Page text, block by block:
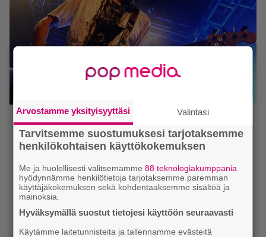
Arvostamme yksityisyyttäsi Valintasi
Tarvitsemme suostumuksesi tarjotaksemme
henkilökohtaisen käyttökokemuksen
Me ja huolellisesti valitsemamme88 teknologiakumppania
hyödynnämme henkilötietoja tarjotaksemme paremman
käyttäjäkokemuksen sekä kohdentaaksemme sisältöä ja
mainoksia.
Hyväksymällä suostut tietojesi käyttöön seuraavasti
Käytämme laitetunnisteita ja tallennamme evästeitä